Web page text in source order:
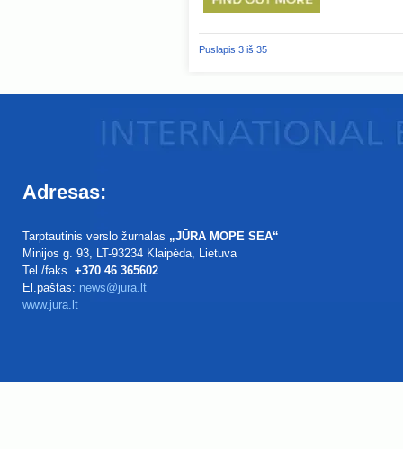
Puslapis 3 iš 35
Adresas:
Tarptautinis verslo žurnalas „JŪRA MOPE SEA“
Minijos g. 93 , LT-93234 Klaipėda, Lietuva
Tel./faks. +370 46 365602
El.paštas: news@jura.lt
www.jura.lt